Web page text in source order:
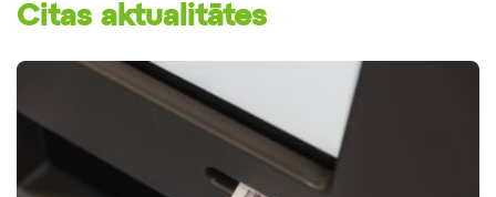
Citas aktualitātes